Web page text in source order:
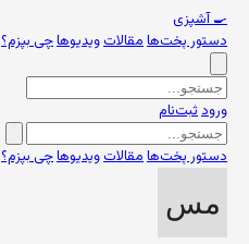
🍳آشپزی
دستور پخت‌هامقالاتویدیوهاچی بپزم؟
ورودثبت‌نام
دستور پخت‌هامقالاتویدیوهاچی بپزم؟